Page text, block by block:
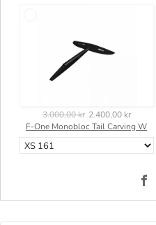
3.000,00 kr 2.400,00 kr
F-One Monobloc Tail Carving W